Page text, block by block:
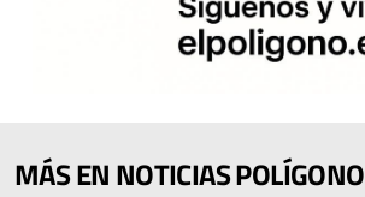
MÁS EN NOTICIAS POLÍGONO